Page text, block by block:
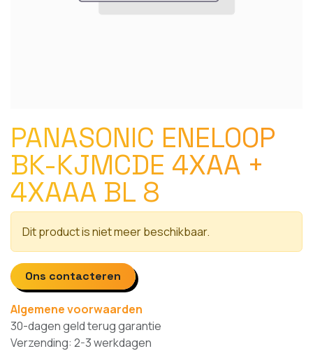
PANASONIC ENELOOP
BK-KJMCDE 4XAA +
4XAAA BL 8
Dit product is niet meer beschikbaar.
Ons contacteren
Algemene voorwaarden
30-dagen geld terug garantie
Verzending: 2-3 werkdagen